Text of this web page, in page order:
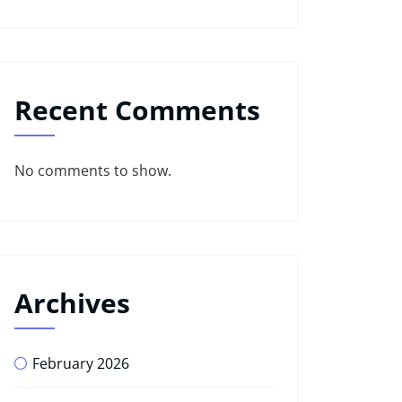
Recent Comments
No comments to show.
Archives
February 2026